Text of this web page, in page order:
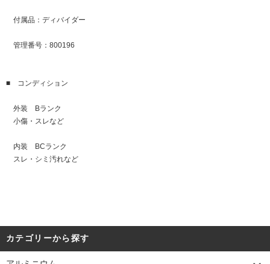
付属品：ディバイダー
管理番号：800196
■ コンディション
外装 Bランク
小傷・スレなど
内装 BCランク
スレ・シミ汚れなど
カテゴリーから探す